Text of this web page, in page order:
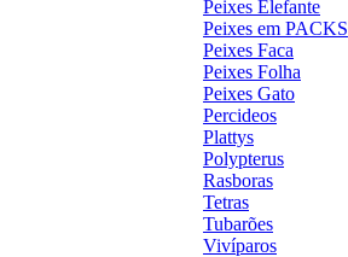
Peixes Elefante
Peixes em PACKS
Peixes Faca
Peixes Folha
Peixes Gato
Percideos
Plattys
Polypterus
Rasboras
Tetras
Tubarões
Vivíparos